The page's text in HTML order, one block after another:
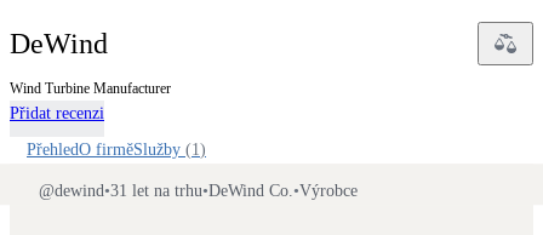
Klimatizace pro vytápění
DeWind
Wind Turbine Manufacturer
Přidat recenzi
PřehledO firměSlužby (1)
@dewind•31 let na trhu•DeWind Co.•Výrobce